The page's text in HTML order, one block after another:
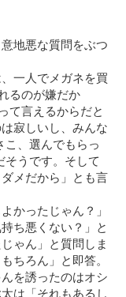
地悪な質問をぶつ
一人でメガネを買
るのが嫌だか
て言えるからだと
寂しいし、みんな
こ、選んでもらっ
そうです。そして
メだから」
とも言
かったじゃん？」
ち悪くない？」と
ゃん」と質問しま
ちろん」と即答。
を誘ったのはオシ
は 「それもあるし